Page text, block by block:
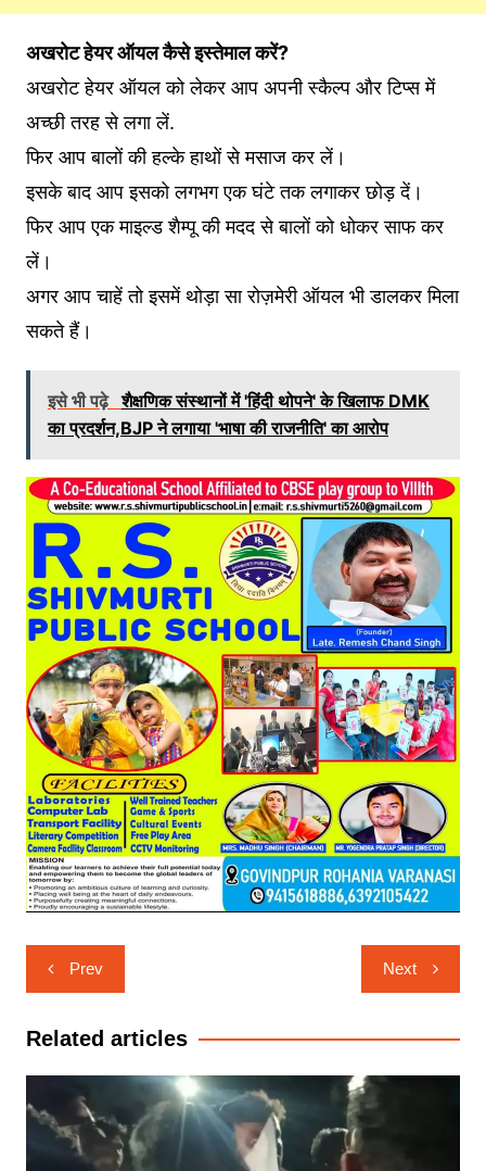
अखरोट हेयर ऑयल कैसे इस्तेमाल करें?
अखरोट हेयर ऑयल को लेकर आप अपनी स्कैल्प और टिप्स में
अच्छी तरह से लगा लें.
फिर आप बालों की हल्के हाथों से मसाज कर लें।
इसके बाद आप इसको लगभग एक घंटे तक लगाकर छोड़ दें।
फिर आप एक माइल्ड शैम्पू की मदद से बालों को धोकर साफ कर
लें।
अगर आप चाहें तो इसमें थोड़ा सा रोज़मेरी ऑयल भी डालकर मिला
सकते हैं।
इसे भी पढ़े शैक्षणिक संस्थानों में 'हिंदी थोपने' के खिलाफ DMK
का प्रदर्शन,BJP ने लगाया 'भाषा की राजनीति' का आरोप
Post
navigation
Prev Next
Related articles